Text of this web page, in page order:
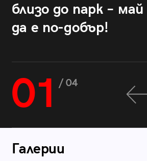
близо до парк –
да е по-добър!
01 / 04
Галерии